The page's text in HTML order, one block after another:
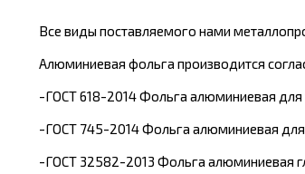
Все виды поставляемого нами
Алюминиевая фольга производится
-ГОСТ 618-2014 Фольга алюминиевая для
-ГОСТ 745-2014 Фольга алюминиевая для
-ГОСТ 32582-2013 Фольга алюминиевая